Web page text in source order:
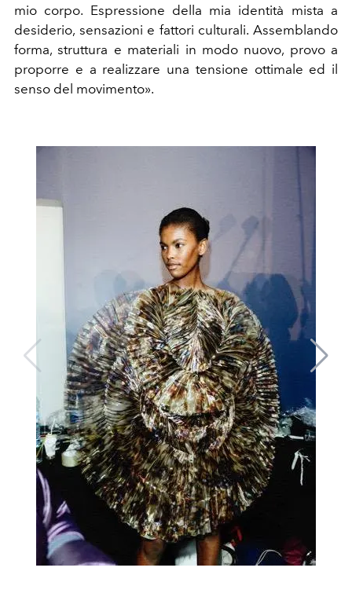
mio corpo. Espressione della mia identità mista a
desiderio, sensazioni e fattori culturali. Assemblando
forma, struttura e materiali in modo nuovo, provo a
proporre e a realizzare una tensione ottimale ed il
senso del movimento».